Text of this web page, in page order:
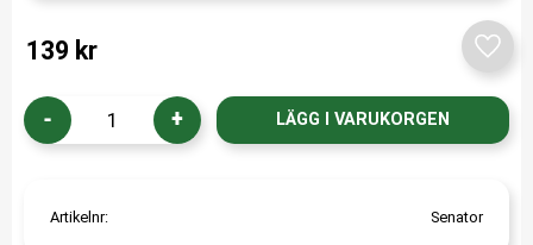
139 kr
+
-
Artikelnr Senator